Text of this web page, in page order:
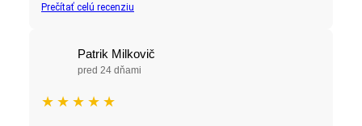
Prečítať celú recenziu
Patrik Milkovič
pred 24 dňami
★ ★ ★ ★ ★